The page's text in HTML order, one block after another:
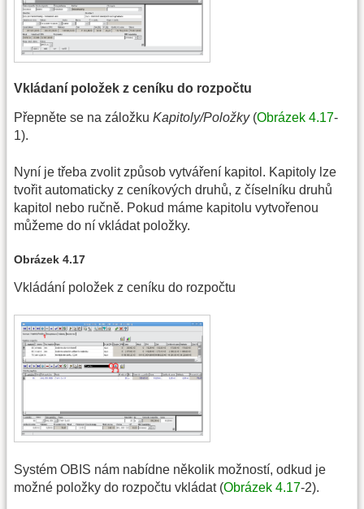
Vkládaní položek z ceníku do rozpočtu
Přepněte se na záložku Kapitoly/Položky(Obrázek 4.17-
1).
Nyní je třeba zvolit způsob vytváření kapitol. Kapitoly lze
tvořit automaticky z ceníkových druhů, z číselníku druhů
kapitol nebo ručně. Pokud máme kapitolu vytvořenou
můžeme do ní vkládat položky.
Obrázek 4.17
Vkládání položek z ceníku do rozpočtu
Systém OBIS nám nabídne několik možností, odkud je
možné položky do rozpočtu vkládat (Obrázek 4.17-2).